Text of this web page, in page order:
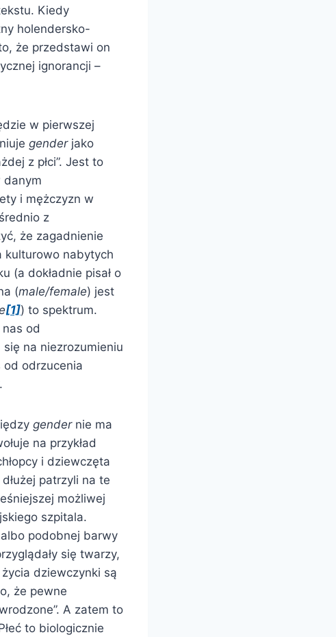
Kiedy
holendersko-
że przedstawi on
ignorancji –
w pierwszej
genderjako
z płci”. Jest to
danym
i mężczyzn w
z
że zagadnienie
kulturowo nabytych
(a dokładnie pisał o
(male/female) jest
[1]) to spektrum.
od
na niezrozumieniu
odrzucenia
gendernie ma
na przykład
i dziewczęta
patrzyli na te
możliwej
szpitala.
podobnej barwy
się twarzy,
dziewczynki są
że pewne
A zatem to
to biologicznie